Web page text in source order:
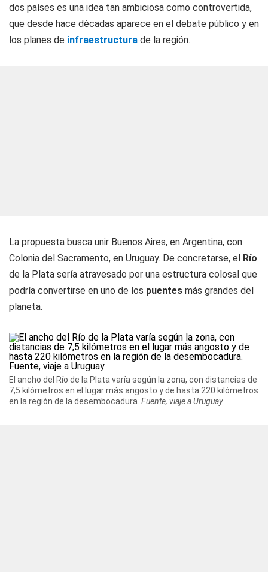
dos países es una idea tan ambiciosa como controvertida,
que desde hace décadas aparece en el debate público y en
los planes de infraestructura de la región.
La propuesta busca unir Buenos Aires, en Argentina, con
Colonia del Sacramento, en Uruguay. De concretarse, el Río
de la Plata sería atravesado por una estructura colosal que
podría convertirse en uno de los puentes más grandes del
planeta.
El ancho del Río de la Plata varía según la zona, con distancias de
7,5 kilómetros en el lugar más angosto y de hasta 220 kilómetros
en la región de la desembocadura. Fuente, viaje a Uruguay